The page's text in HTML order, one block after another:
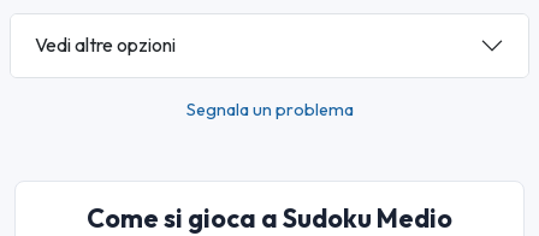
Vedi altre opzioni
Segnala un problema
Come si gioca a Sudoku Medio